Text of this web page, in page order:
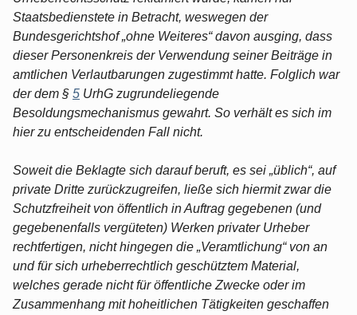
Staatsbedienstete in Betracht, weswegen der
Bundesgerichtshof „ohne Weiteres“ davon ausging, dass
dieser Personenkreis der Verwendung seiner Beiträge in
amtlichen Verlautbarungen zugestimmt hatte. Folglich war
der dem § 5 UrhG zugrundeliegende
Besoldungsmechanismus gewahrt. So verhält es sich im
hier zu entscheidenden Fall nicht.
Soweit die Beklagte sich darauf beruft, es sei „üblich“, auf
private Dritte zurückzugreifen, ließe sich hiermit zwar die
Schutzfreiheit von öffentlich in Auftrag gegebenen (und
gegebenenfalls vergüteten) Werken privater Urheber
rechtfertigen, nicht hingegen die „Veramtlichung“ von an
und für sich urheberrechtlich geschütztem Material,
welches gerade nicht für öffentliche Zwecke oder im
Zusammenhang mit hoheitlichen Tätigkeiten geschaffen